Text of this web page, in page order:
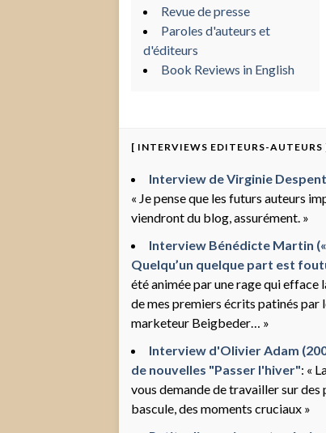
Revue de presse
Paroles d'auteurs et
d'éditeurs
Book Reviews in English
[ INTERVIEWS EDITEURS-AUTEURS
Interview de Virginie
« Je pense que les futurs auteurs
viendront du blog, assurément. »
Interview Bénédicte Martin («
Quelqu’un quelque part est
été animée par une rage qui efface
de mes premiers écrits patinés par
marketeur Beigbeder… »
Interview d'Olivier Adam
de nouvelles "Passer l'hiver": «
vous demande de travailler sur des
bascule, des moments cruciaux »